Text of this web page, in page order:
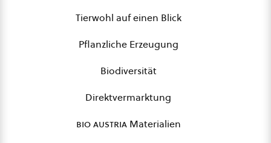
Tierwohl auf einen Blick
Pflanzliche Erzeugung
Biodiversität
Direktvermarktung
bio austriaMaterialien